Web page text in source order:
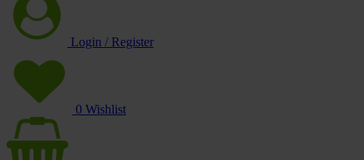
Login / Register
0 Wishlist